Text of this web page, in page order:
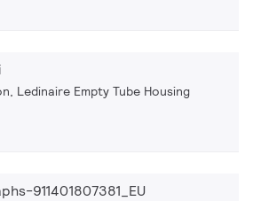
Ledinaire Empty Tube Housing
911401807381_EU